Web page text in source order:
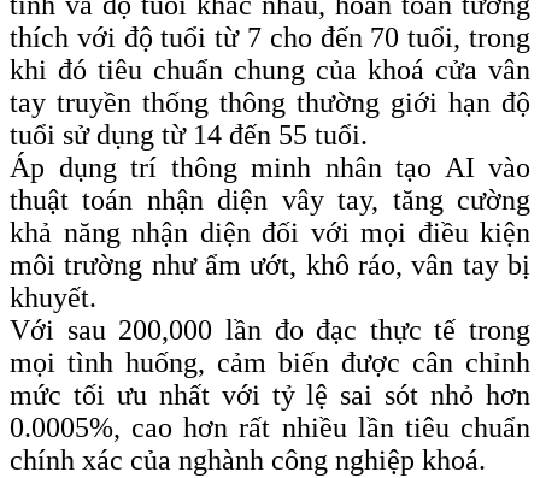
thích với độ tuổi từ 7 cho đến 70 tuổi, trong
khi đó tiêu chuẩn chung của khoá cửa vân
tay truyền thống thông thường giới hạn độ
tuổi sử dụng từ 14 đến 55 tuổi.
Áp dụng trí thông minh nhân tạo AI vào
thuật toán nhận diện vây tay, tăng cường
khả năng nhận diện đối với mọi điều kiện
môi trường như ẩm ướt, khô ráo, vân tay bị
khuyết.
Với sau 200,000 lần đo đạc thực tế trong
mọi tình huống, cảm biến được cân chỉnh
mức tối ưu nhất với tỷ lệ sai sót nhỏ hơn
0.0005%, cao hơn rất nhiều lần tiêu chuẩn
chính xác của nghành công nghiệp khoá.